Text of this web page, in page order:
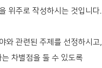
위주로 작성하시는 것입니다.
와 관련된 주제를 선정하시고,
차별점을 둘 수 있도록